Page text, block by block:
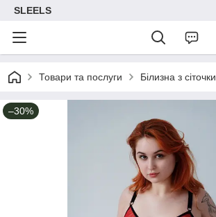
SLEELS
Товари та послуги Білизна з сіточки
–30%